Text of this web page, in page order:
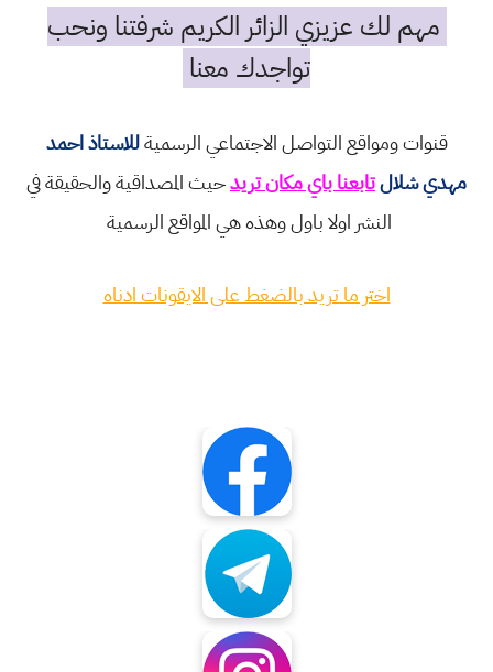
مهم لك عزيزي الزائر الكريم شرفتنا ونحب
تواجدك معنا
قنوات ومواقع التواصل الاجتماعي الرسميةللاستاذ احمد
مهدي شلالتابعنا باي مكان تريدحيث المصداقية والحقيقة في
النشر اولا باول وهذه هي المواقع الرسمية
اختر ما تريد بالضغط على الايقونات ادناه